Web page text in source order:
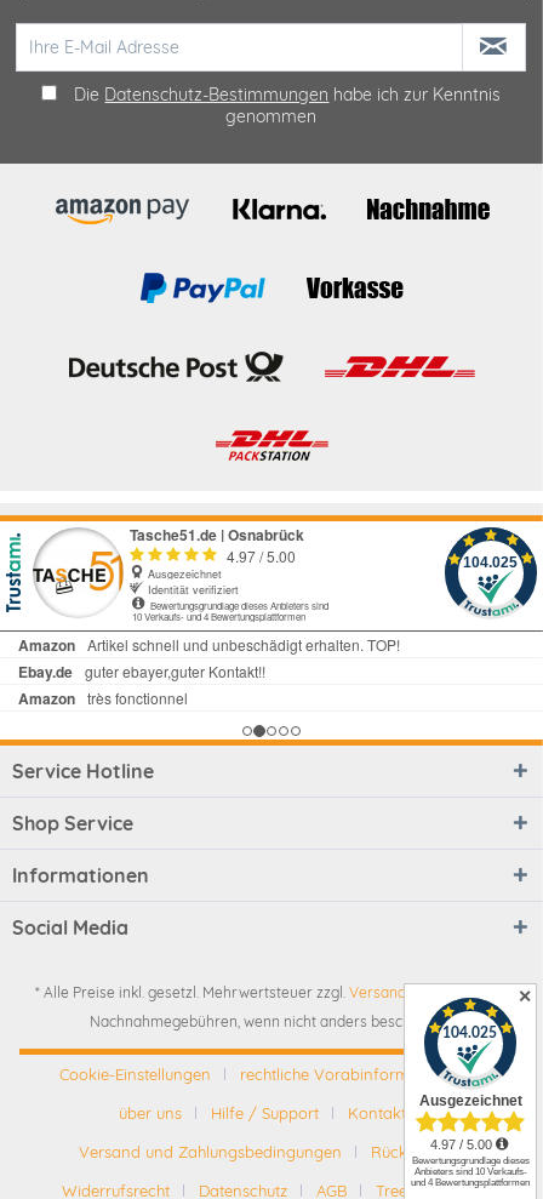
✕
Die Datenschutz-Bestimmungen habe ich zur Kenntnis
genommen
Service Hotline
Shop Service
Informationen
Social Media
* Alle Preise inkl. gesetzl. Mehrwertsteuer zzgl. Versandkosten
Nachnahmegebühren, wenn nicht anders beschrieben
Cookie-Einstellungen
rechtliche Vorabinformationen
über uns
Hilfe / Support
Kontakt
Versand und Zahlungsbedingungen
Rückgabe
Widerrufsrecht
Datenschutz AGB Tree-Nation